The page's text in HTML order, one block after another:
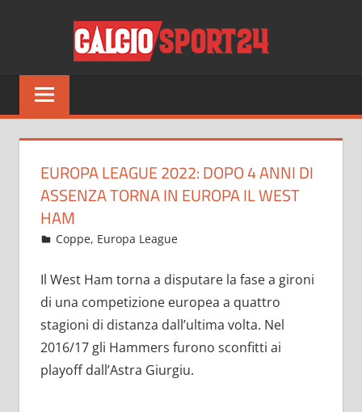
Tutto
sul
del
non
solo
EUROPA LEAGUE 2022: DOPO 4 ANNI DI
ASSENZA TORNA IN EUROPA IL WEST
HAM
Giugno 9, 2021
admin
Coppe, Europa League
Il West Ham torna a disputare la fase a gironi
di una competizione europea a quattro
stagioni di distanza dall’ultima volta. Nel
2016/17 gli Hammers furono sconfitti ai
playoff dall’Astra Giurgiu.